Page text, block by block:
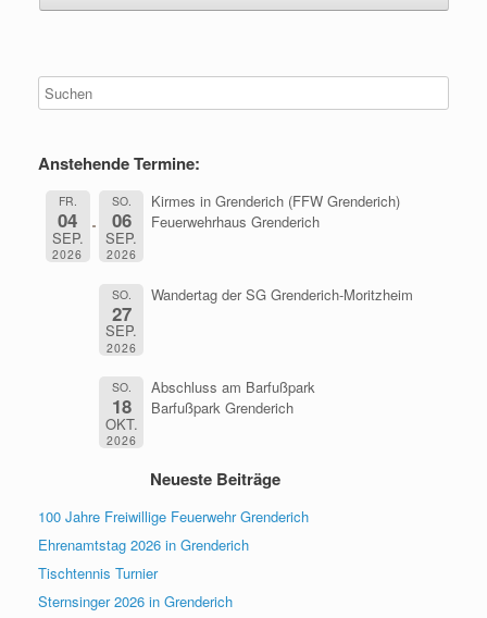
Anstehende Termine:
FR.
04
SEP.
2026
SO.
06
SEP.
2026
Kirmes in Grenderich (FFW Grenderich)
Feuerwehrhaus Grenderich
SO.
27
SEP.
2026
Wandertag der SG Grenderich-Moritzheim
SO.
18
OKT.
2026
Abschluss am Barfußpark
Barfußpark Grenderich
Neueste Beiträge
100 Jahre Freiwillige Feuerwehr Grenderich
Ehrenamtstag 2026 in Grenderich
Tischtennis Turnier
Sternsinger 2026 in Grenderich